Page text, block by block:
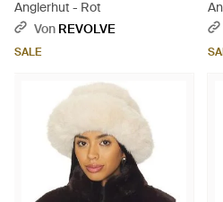
Anglerhut - Rot
Von REVOLVE
SALE